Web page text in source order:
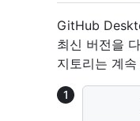
GitHub
최신 버전을
지토리는 계